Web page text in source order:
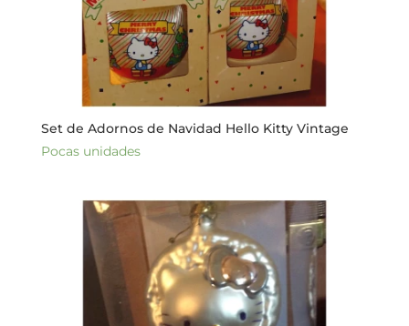
Set de Adornos de Navidad Hello Kitty Vintage
Pocas unidades